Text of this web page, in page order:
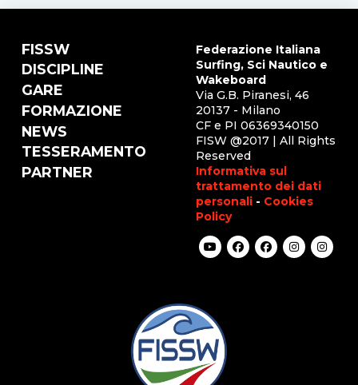
FISSW
DISCIPLINE
GARE
FORMAZIONE
NEWS
TESSERAMENTO
PARTNER
Federazione Italiana
Surfing, Sci Nautico e
Wakeboard
Via G.B. Piranesi, 46
20137 - Milano
CF e PI 06369340150
FISW @2017 | All Rights
Reserved
Informativa sul
trattamento dei dati
personali - Cookies
Policy